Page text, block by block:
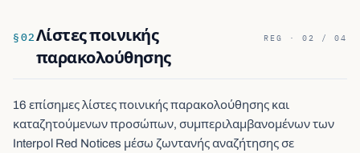
§02Λίστες ποινικής
παρακολούθησης
REG · 02 / 04
16 επίσημες λίστες ποινικής παρακολούθησης και
καταζητούμενων προσώπων, συμπεριλαμβανομένων των
Interpol Red Notices μέσω ζωντανής αναζήτησης σε